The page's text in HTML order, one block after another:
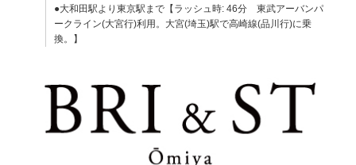
●大和田駅より東京駅まで【ラッシュ時: 46分 東武アーバンパ
ークライン(大宮行)利用。大宮(埼玉)駅で高崎線(品川行)に乗
換。】